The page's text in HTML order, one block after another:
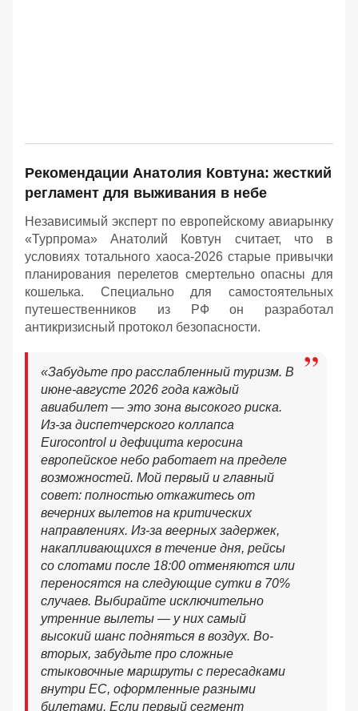
Рекомендации Анатолия Ковтуна: жесткий
регламент для выживания в небе
Независимый эксперт по европейскому авиарынку
«Турпрома» Анатолий Ковтун считает, что в
условиях тотального хаоса-2026 старые привычки
планирования перелетов смертельно опасны для
кошелька. Специально для самостоятельных
путешественников из РФ он разработал
антикризисный протокол безопасности.
«Забудьте про расслабленный туризм. В
июне-августе 2026 года каждый
авиабилет — это зона высокого риска.
Из-за диспетчерского коллапса
Eurocontrol и дефицита керосина
европейское небо работает на пределе
возможностей. Мой первый и главный
совет: полностью откажитесь от
вечерних вылетов на критических
направлениях. Из-за веерных задержек,
накапливающихся в течение дня, рейсы
со слотами после 18:00 отменяются или
переносятся на следующие сутки в 70%
случаев. Выбирайте исключительно
утренние вылеты — у них самый
высокий шанс подняться в воздух. Во-
вторых, забудьте про сложные
стыковочные маршруты с пересадками
внутри ЕС, оформленные разными
билетами. Если первый сегмент